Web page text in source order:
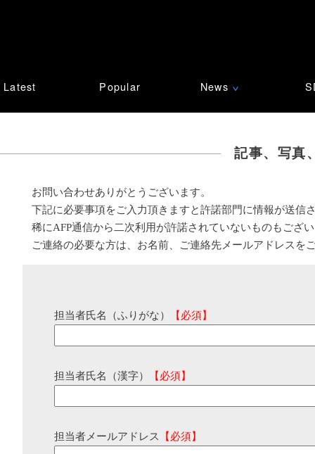
Latest Popular News ∨
記事、写真
お問い合わせありがとうございます。
下記に必要事項をご入力頂きますと許諾部門に情報が送信
稀にAFP通信から二次利用が許諾されていないものもござ
ご連絡の必要な方は、お名前、ご連絡先メールアドレスを
担当者氏名（ふりがな） 【必須】
担当者氏名（漢字） 【必須】
担当者メールアドレス 【必須】